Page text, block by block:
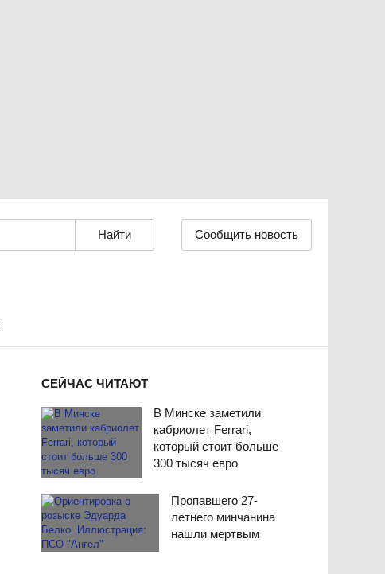
Сообщить новость
СЕЙЧАС ЧИТАЮТ
В Минске заметили
кабриолет Ferrari,
который стоит больше
300 тысяч евро
Пропавшего 27-
летнего минчанина
нашли мертвым